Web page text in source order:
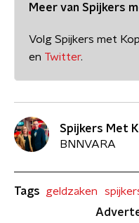
Meer van Spijkers
Volg Spijkers met
en Twitter.
Spijkers Met
BNNVARA
Tags geldzaken